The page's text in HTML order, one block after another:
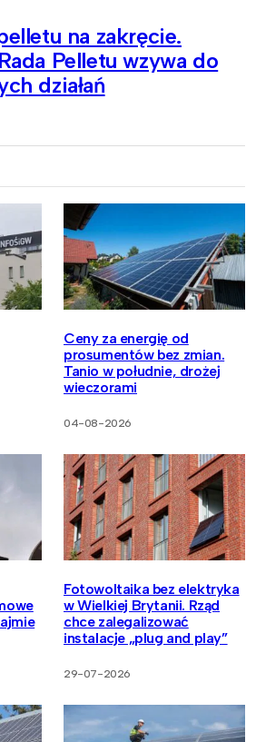
na zakręcie.
Pelletu wzywa do
działań
Ceny za energię od
prosumentów bez zmian.
Tanio w południe, drożej
wieczorami
04-08-2026
Fotowoltaika bez elektryka
w Wielkiej Brytanii. Rząd
chce zalegalizować
instalacje „plug and play”
29-07-2026